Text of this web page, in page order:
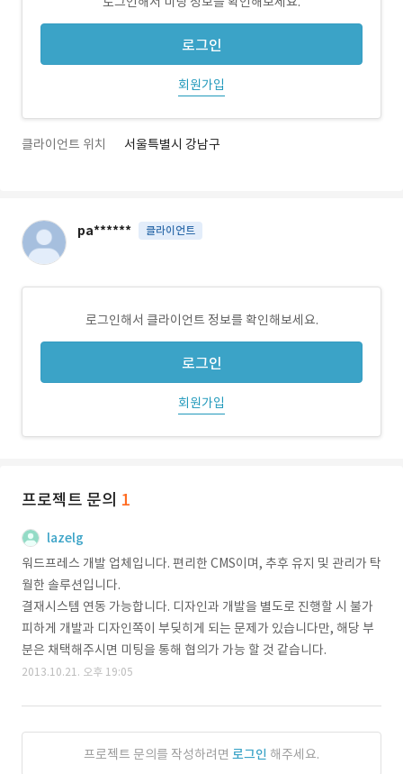
로그인
회원가입
클라이언트 위치 서울특별시 강남구
pa****** 클라이언트
로그인해서 클라이언트 정보를 확인해보세요.
로그인
회원가입
프로젝트 문의 1
lazelg
워드프레스 개발 업체입니다. 편리한 CMS이며, 추후 유지 및 관리가 탁
월한 솔루션입니다.
결재시스템 연동 가능합니다. 디자인과 개발을 별도로 진행할 시 불가
피하게 개발과 디자인쪽이 부딪히게 되는 문제가 있습니다만, 해당 부
분은 채택해주시면 미팅을 통해 협의가 가능 할 것 같습니다.
2013.10.21. 오후 19:05
프로젝트 문의를 작성하려면 로그인 해주세요.